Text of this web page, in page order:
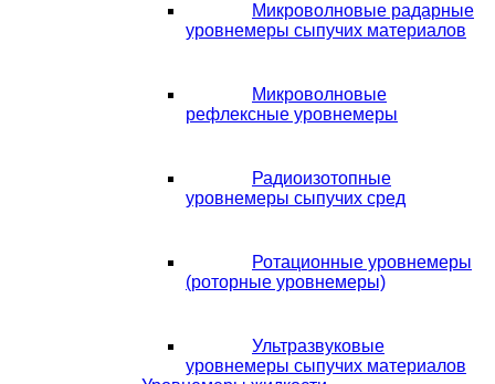
Микроволновые радарные
уровнемеры сыпучих материалов
Микроволновые
рефлексные уровнемеры
Радиоизотопные
уровнемеры сыпучих сред
Ротационные уровнемеры
(роторные уровнемеры)
Ультразвуковые
уровнемеры сыпучих материалов